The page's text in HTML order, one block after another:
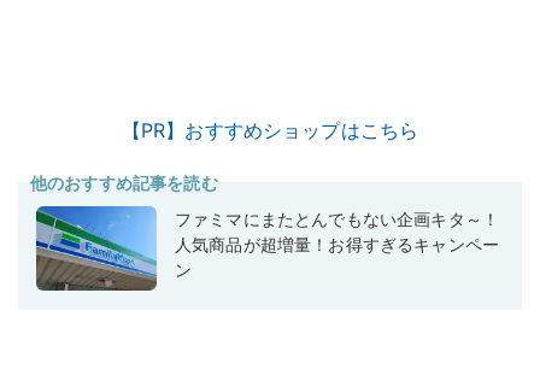
【PR】おすすめショップはこちら
他のおすすめ記事を読む
ファミマにまたとんでもない企画キタ～！
人気商品が超増量！お得すぎるキャンペー
ン